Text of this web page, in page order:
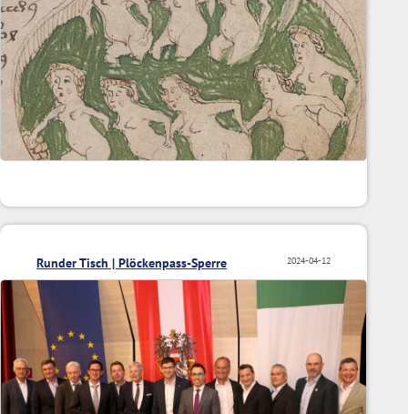
2024-04-12
Runder Tisch | Plöckenpass-Sperre